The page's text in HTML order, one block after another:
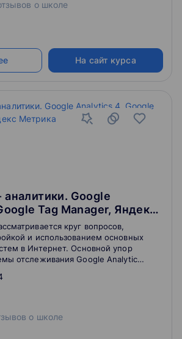
о школе
На сайт курса
Google
Tag Manager, Яндекс
круг вопросов,
и использованием основных
в Интернет. Основной упор
отслеживания Google Analytics
которые являются, пожалуй,
невероятно гибкими средствами
Google Analytics и
о школе